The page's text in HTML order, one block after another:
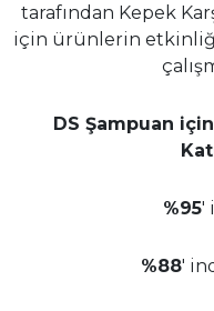
tarafından Kepek
için ürünlerin
DS Şampuan
%95'
%88'